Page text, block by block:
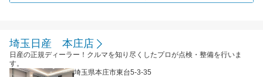
埼玉日産 本庄店
日産の正規ディーラー！クルマを知り尽くしたプロが点検・整備を行いま
す。
埼玉県本庄市東台5-3-35